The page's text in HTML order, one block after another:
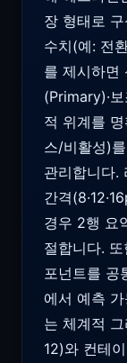
장 형태로
수치(예: 전
를 제시하면
(Primary)·
적 위계를
스/비활성)
관리합니다.
간격
경우 2행 요
절합니다.
포넌트를 공
에서 예측
는 체계적
12)와 컨테